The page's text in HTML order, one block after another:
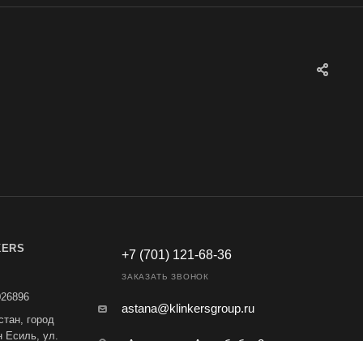
город
Есиль, ул.
+7 (701) 121-68-36
ЗАКАЗАТЬ ЗВОНОК
astana@klinkersgroup.ru